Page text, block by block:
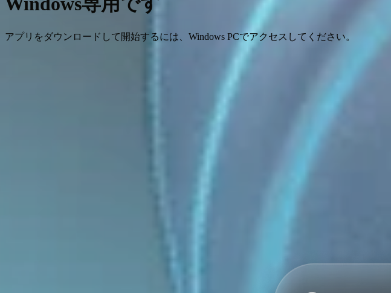
アプリをダウンロードして開始するには、Windows PCでアクセスしてください。